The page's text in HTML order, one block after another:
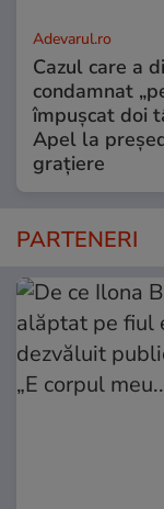
Adevarul.ro
Cazul care a
condamnat
împușcat doi
Apel la
graţiere
PARTENERI